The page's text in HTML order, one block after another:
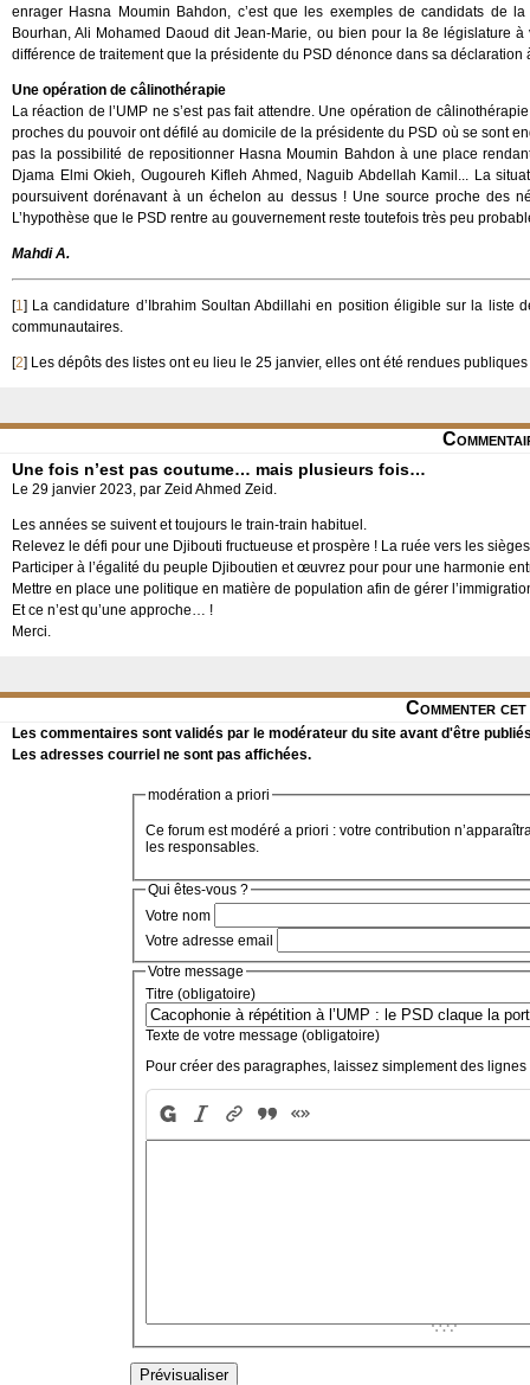
enrager Hasna Moumin Bahdon, c’est que les exemples de candidats de
Bourhan, Ali Mohamed Daoud dit Jean-Marie, ou bien pour la 8e législature
différence de traitement que la présidente du PSD dénonce dans sa déclaration
Une opération de câlinothérapie
La réaction de l’UMP ne s’est pas fait attendre. Une opération de
proches du pouvoir ont défilé au domicile de la présidente du PSD où se sont
pas la possibilité de repositionner Hasna Moumin Bahdon à une place
Djama Elmi Okieh, Ougoureh Kifleh Ahmed, Naguib Abdellah Kamil... La
poursuivent dorénavant à un échelon au dessus ! Une source proche des
L’hypothèse que le PSD rentre au gouvernement reste toutefois très peu
Mahdi A.
[1] La candidature d’Ibrahim Soultan Abdillahi en position éligible sur la liste
communautaires.
[2] Les dépôts des listes ont eu lieu le 25 janvier, elles ont été rendues
Une fois n’est pas coutume… mais plusieurs fois…
Le 29 janvier 2023, par Zeid Ahmed Zeid.
Les années se suivent et toujours le train-train habituel.
Relevez le défi pour une Djibouti fructueuse et prospère ! La ruée vers les
Participer à l’égalité du peuple Djiboutien et œuvrez pour pour une harmonie
Mettre en place une politique en matière de population afin de gérer
Et ce n’est qu’une approche… !
Merci.
Commenter
Les commentaires sont validés par le modérateur du site avant d'être
Les adresses courriel ne sont pas affichées.
modération a priori
Ce forum est modéré a priori : votre contribution
les responsables.
Qui êtes-vous ?
Votre nom
Votre adresse email
Votre message
Titre (obligatoire)
Texte de votre message (obligatoire)
Pour créer des paragraphes, laissez simplement des lignes